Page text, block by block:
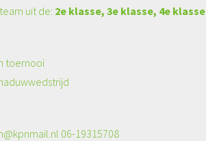
uit de: 2e klasse, 3e klasse, 4e klasse
toernooi
06-19315708